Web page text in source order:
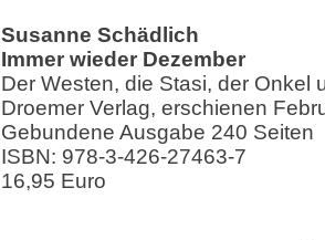
Susanne Schädlich
Immer wieder Dezember
Der Westen, die Stasi, der Onkel
Droemer Verlag, erschienen
Gebundene Ausgabe 240 Seiten
ISBN: 978-3-426-27463-7
16,95 Euro